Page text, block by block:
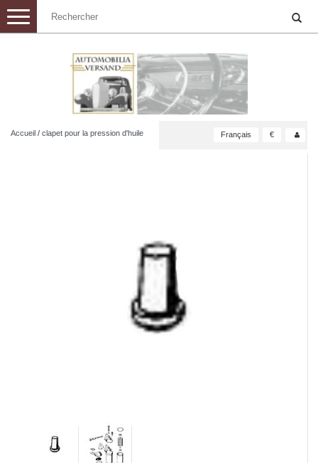
Toggle
navigation
Accueil / clapet pour la pression d'huile Français €